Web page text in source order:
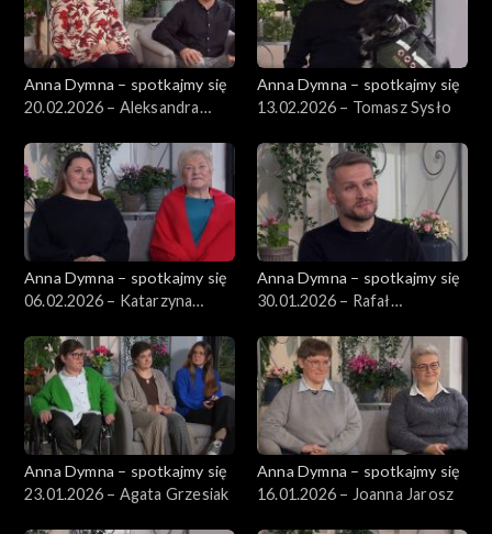
Anna Dymna – spotkajmy się
20.02.2026 – Aleksandra
Anna Dymna – spotkajmy się
13.02.2026 – Tomasz Sysło
Anna Dymna – spotkajmy się
06.02.2026 – Katarzyna
Anna Dymna – spotkajmy się
30.01.2026 – Rafał
Anna Dymna – spotkajmy się
23.01.2026 – Agata Grzesiak
Anna Dymna – spotkajmy się
16.01.2026 – Joanna Jarosz